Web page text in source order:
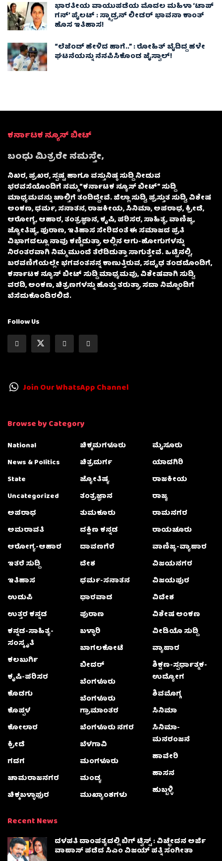
ಭಾರತೀಯ ವಾಯುಪಡೆಯ ಮೊದಲ ಮಹಿಳಾ ‘ಟಾಪ್
ಗನ್’ ಪೈಲಟ್ : ಸ್ಕ್ವಾಡ್ರನ್ ಲೀಡರ್ ಭಾವನಾ ಕಾಂತ್
ಹೊಸ ಇತಿಹಾಸ!
“ಲೆಜೆಂಡ್ ಹೇಳಿದ ಹಾಗೆ..” : ರೋಹಿತ್ ಬೈದಿದ್ದ ಹಳೇ
ಘಟನೆಯನ್ನು ನೆನಪಿಸಿಕೊಂಡ ಜೈಸ್ವಾಲ್!
ಕರ್ನಾಟಕ ನ್ಯೂಸ್ ಬೀಟ್
ಬಂಧು ಮಿತ್ರರೇ ನಮಸ್ತೇ,
ನಿಖರ, ಪ್ರಖರ, ಸ್ಪಷ್ಟ ಹಾಗೂ ವಸ್ತುನಿಷ್ಠ ಸುದ್ದಿ ನೀಡುವ
ಭರವಸೆಯೊಂದಿಗೆ ನಮ್ಮ “ಕರ್ನಾಟಕ ನ್ಯೂಸ್ ಬೀಟ್” ಸುದ್ದಿ
ಮಾಧ್ಯಮವನ್ನು ಚಾಲ್ತಿಗೆ ತಂದಿದ್ದೇವೆ. ಜಿಲ್ಲಾ ಸುದ್ದಿ, ಪ್ರಸ್ತುತ ಸುದ್ದಿ, ವಿಶೇಷ
ಅಂಕಣ, ಧರ್ಮ, ಸನಾತನ, ರಾಜಕೀಯ, ಸಿನಿಮಾ, ಅಪರಾಧ, ಕ್ರೀಡೆ,
ಆರೋಗ್ಯ, ಆಹಾರ, ತಂತ್ರಜ್ಞಾನ, ಕೃಷಿ, ಪರಿಸರ, ಸಾಹಿತ್ಯ, ವಾಣಿಜ್ಯ,
ಜ್ಯೋತಿಷ್ಯ, ಪುರಾಣ, ಇತಿಹಾಸ ಸೇರಿದಂತೆ ಈ ಸಮಾಜದ ಪ್ರತಿ
ವಿಭಾಗದಲ್ಲೂ ನಾವು ಕಣ್ಣಿಡುತ್ತಾ, ಅಲ್ಲಿನ ಆಗು-ಹೋಗುಗಳನ್ನು
ನಿರಂತರವಾಗಿ ನಿಮ್ಮ ಮುಂದೆ ತೆರೆದಿಡುತ್ತಾ ಸಾಗುತ್ತೇವೆ. ಒಟ್ಟಿನಲ್ಲಿ,
ಬರವಣಿಗೆಯಲ್ಲೇ ಭಗವಂತನನ್ನ ಕಾಣುತ್ತಿರುವ, ಸದೃಢ ತಂಡದೊಂದಿಗೆ,
ಕರ್ನಾಟಕ ನ್ಯೂಸ್ ಬೀಟ್ ಸುದ್ದಿ ಮಾಧ್ಯಮವು, ವಿಶೇಷವಾಗಿ ಸುದ್ದಿ,
ವರದಿ, ಅಂಕಣ, ಚಿತ್ರಣಗಳನ್ನು ಹೊತ್ತು ತರುತ್ತಾ, ಸದಾ ನಿಮ್ಮೊಂದಿಗೆ
ಬೆಸೆದುಕೊಂಡಿರಲಿದೆ.
Follow Us
Join Our WhatsApp Channel
Browse by Category
National
News & Politics
State
Uncategorized
ಅಪರಾಧ
ಅಮರಾವತಿ
ಆರೋಗ್ಯ-ಆಹಾರ
ಇತರೆ ಸುದ್ದಿ
ಇತಿಹಾಸ
ಉಡುಪಿ
ಉತ್ತರ ಕನ್ನಡ
ಕನ್ನಡ-ಸಾಹಿತ್ಯ-
ಸಂಸ್ಕೃತಿ
ಕಲಬುರ್ಗಿ
ಕೃಷಿ-ಪರಿಸರ
ಕೊಡಗು
ಕೊಪ್ಪಳ
ಕೋಲಾರ
ಕ್ರೀಡೆ
ಗದಗ
ಚಾಮರಾಜನಗರ
ಚಿಕ್ಕಬಳ್ಳಾಫುರ
ಚಿಕ್ಕಮಗಳೂರು
ಚಿತ್ರದುರ್ಗ
ಜ್ಯೋತಿಷ್ಯ
ತಂತ್ರಜ್ಞಾನ
ತುಮಕೂರು
ದಕ್ಷಿಣ ಕನ್ನಡ
ದಾವಣಗೆರೆ
ದೇಶ
ಧರ್ಮ-ಸನಾತನ
ಧಾರವಾಡ
ಪುರಾಣ
ಬಳ್ಳಾರಿ
ಬಾಗಲಕೋಟೆ
ಬೀದರ್
ಬೆಂಗಳೂರು
ಬೆಂಗಳೂರು
ಗ್ರಾಮಾಂತರ
ಬೆಂಗಳೂರು ನಗರ
ಬೆಳಗಾವಿ
ಮಂಗಳೂರು
ಮಂಡ್ಯ
ಮುಖ್ಯಾಂಶಗಳು
ಮೈಸೂರು
ಯಾದಗಿರಿ
ರಾಜಕೀಯ
ರಾಜ್ಯ
ರಾಮನಗರ
ರಾಯಚೂರು
ವಾಣಿಜ್ಯ-ವ್ಯಾಪಾರ
ವಿಜಯನಗರ
ವಿಜಯಪುರ
ವಿದೇಶ
ವಿಶೇಷ ಅಂಕಣ
ವೀಡಿಯೊ ಸುದ್ದಿ
ವ್ಯಾಪಾರ
ಶಿಕ್ಷಣ-ಸ್ಪರ್ಧಾತ್ಮಕ-
ಉದ್ಯೋಗ
ಶಿವಮೊಗ್ಗ
ಸಿನಿಮಾ
ಸಿನಿಮಾ-
ಮನರಂಜನೆ
ಹಾವೇರಿ
ಹಾಸನ
ಹುಬ್ಬಳ್ಳಿ
Recent News
ದಳಪತಿ ದಾಂಪತ್ಯದಲ್ಲಿ ಬಿಗ್ ಟ್ವಿಸ್ಟ್ : ವಿಚ್ಛೇದನ ಅರ್ಜಿ
ವಾಪಾಸ್‌ ಪಡೆದ ಸಿಎಂ ವಿಜಯ್ ಪತ್ನಿ ಸಂಗೀತಾ‌